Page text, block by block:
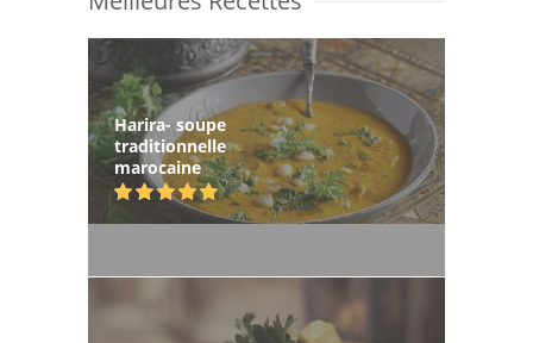
Harira- soupe
traditionnelle
marocaine